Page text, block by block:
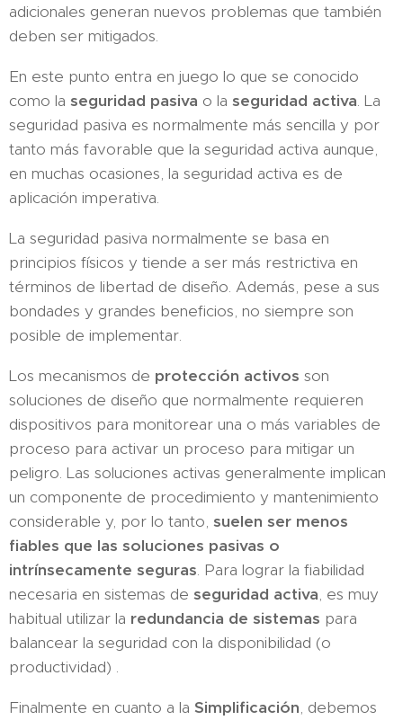
adicionales generan nuevos problemas que también
deben ser mitigados.
En este punto entra en juego lo que se conocido
como la seguridad pasiva o la seguridad activa. La
seguridad pasiva es normalmente más sencilla y por
tanto más favorable que la seguridad activa aunque,
en muchas ocasiones, la seguridad activa es de
aplicación imperativa.
La seguridad pasiva normalmente se basa en
principios físicos y tiende a ser más restrictiva en
términos de libertad de diseño. Además, pese a sus
bondades y grandes beneficios, no siempre son
posible de implementar.
Los mecanismos de protección activos son
soluciones de diseño que normalmente requieren
dispositivos para monitorear una o más variables de
proceso para activar un proceso para mitigar un
peligro. Las soluciones activas generalmente implican
un componente de procedimiento y mantenimiento
considerable y, por lo tanto, suelen ser menos
fiables que las soluciones pasivas o
intrínsecamente seguras. Para lograr la fiabilidad
necesaria en sistemas de seguridad activa, es muy
habitual utilizar la redundancia de sistemas para
balancear la seguridad con la disponibilidad (o
productividad) .
Finalmente en cuanto a la Simplificación, debemos